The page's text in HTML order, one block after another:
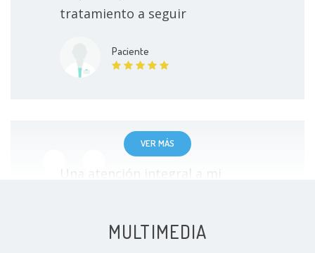
tratamiento a seguir
Paciente
Una atención integral a mi
VER MÁS
MULTIMEDIA